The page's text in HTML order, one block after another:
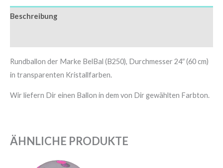
Beschreibung
Rundballon der Marke BelBal (B250), Durchmesser 24″ (60 cm)
in transparenten Kristallfarben.
Wir liefern Dir einen Ballon in dem von Dir gewählten Farbton.
ÄHNLICHE PRODUKTE